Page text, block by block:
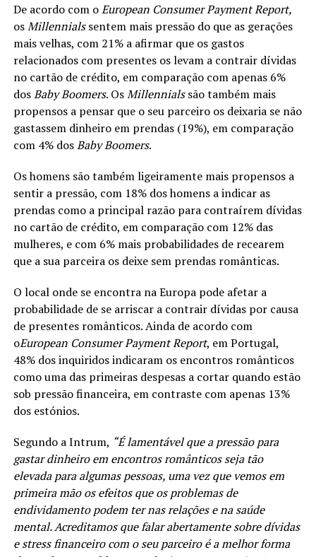
De acordo com oEuropean Consumer Payment Report,
osMillennialssentem mais pressão do que as gerações
mais velhas, com 21% a afirmar que os gastos
relacionados com presentes os levam a contrair dívidas
no cartão de crédito, em comparação com apenas 6%
dosBabyBoomers. OsMillennialssão também mais
propensos a pensar que o seu parceiro os deixaria se não
gastassem dinheiro em prendas (19%), em comparação
com 4% dosBaby Boomers.
Os homens são também ligeiramente mais propensos a
sentir a pressão, com 18% dos homens a indicar as
prendas como a principal razão para contraírem dívidas
no cartão de crédito, em comparação com 12% das
mulheres, e com 6% mais probabilidades de recearem
que a sua parceira os deixe sem prendas românticas.
O local onde se encontra na Europa pode afetar a
probabilidade de se arriscar a contrair dívidas por causa
de presentes românticos. Ainda de acordo com
oEuropean Consumer Payment Report, em Portugal,
48% dos inquiridos indicaram os encontros românticos
como uma das primeiras despesas a cortar quando estão
sob pressão financeira, em contraste com apenas 13%
dos estónios.
Segundo a Intrum, “É lamentável que a pressão para
gastar dinheiro em encontros românticos seja tão
elevada para algumas pessoas, uma vez que vemos em
primeira mão os efeitos que os problemas de
endividamento podem ter nas relações e na saúde
mental. Acreditamos que falar abertamente sobre dívidas
e stress financeiro com o seu parceiro é a melhor forma